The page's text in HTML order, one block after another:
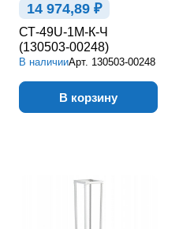
14 974,89 ₽
СТ-49U-1М-К-Ч
(130503-00248)
В наличииАрт. 130503-00248
В корзину